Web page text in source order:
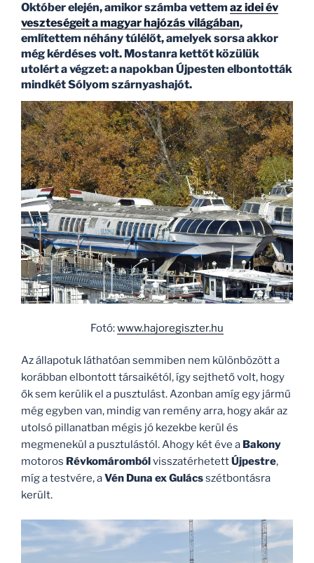
Október elején, amikor számba vettem az idei év
veszteségeit a magyar hajózás világában,
említettem néhány túlélőt, amelyek sorsa akkor
még kérdéses volt. Mostanra kettőt közülük
utolért a végzet: a napokban Újpesten elbontották
mindkét Sólyom szárnyashajót.
Fotó:www.hajoregiszter.hu
Az állapotuk láthatóan semmiben nem különbözött a
korábban elbontott társaikétól, így sejthető volt, hogy
ők sem kerülik el a pusztulást. Azonban amíg egy jármű
még egyben van, mindig van remény arra, hogy akár az
utolsó pillanatban mégis jó kezekbe kerül és
megmenekül a pusztulástól. Ahogy két éve a Bakony
motoros RévkomárombólvisszatérhetettÚjpestre,
míg a testvére, aVén Duna ex Gulácsszétbontásra
került.